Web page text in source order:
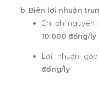
b. Biên lợi nhuận
Chi phí nguyên
10.000 đồng/ly
Lợi nhuận
đồng/ly